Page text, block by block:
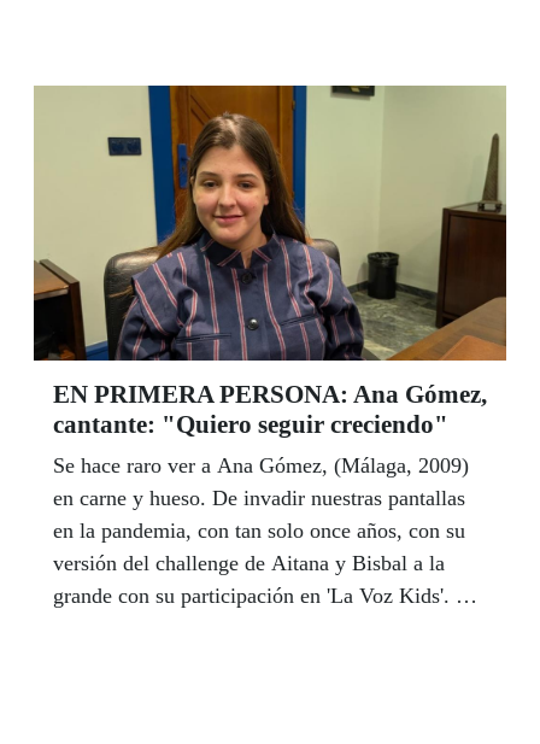
EN PRIMERA PERSONA: Ana Gómez,
cantante: "Quiero seguir creciendo"
Se hace raro ver a Ana Gómez, (Málaga, 2009)
en carne y hueso. De invadir nuestras pantallas
en la pandemia, con tan solo once años, con su
versión del challenge de Aitana y Bisbal a la
grande con su participación en 'La Voz Kids'. La